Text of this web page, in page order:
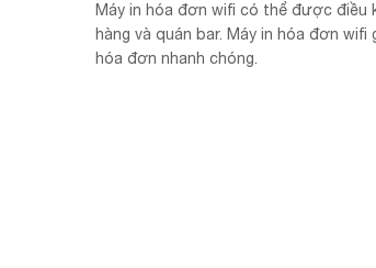
Máy in hóa đơn wifi có thể được điều
hàng và quán bar. Máy in hóa đơn
hóa đơn nhanh chóng.